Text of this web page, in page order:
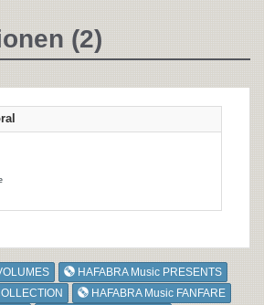
(2)
HAFABRA Music PRESENTS
HAFABRA Music FANFARE